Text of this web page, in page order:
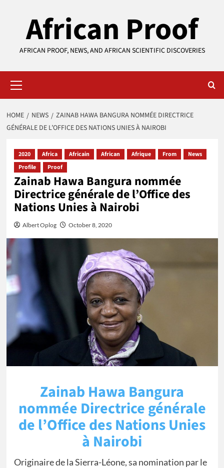
African Proof
AFRICAN PROOF, NEWS, AND AFRICAN SCIENTIFIC DISCOVERIES
Menu
HOME NEWS
ZAINAB HAWA BANGURA NOMMÉE DIRECTRICE
GÉNÉRALE DE L’OFFICE DES NATIONS UNIES À NAIROBI
2020 Africa Africain African Afrique From
News
Profile
Proof
Zainab Hawa Bangura nommée
Directrice générale de l’Office des
Nations Unies à Nairobi
Albert Oplog October 8, 2020
Zainab Hawa Bangura
nommée Directrice générale
de l’Office des Nations Unies
à Nairobi
Originaire de la Sierra-Léone, sa nomination par le